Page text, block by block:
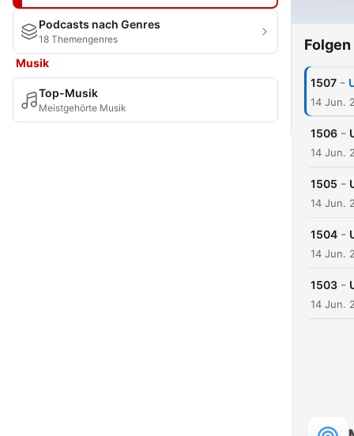
Podcasts nach Genres
18 Themengenres
Musik
Top-Musik
Meistgehörte Musik
Folgen
1507 -
14 Jun.
1506 -
14 Jun.
1505 -
14 Jun.
1504 -
14 Jun.
1503 -
14 Jun.